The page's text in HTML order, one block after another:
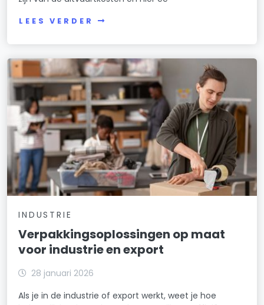
LEES VERDER
INDUSTRIE
Verpakkingsoplossingen op maat
voor industrie en export
28 januari 2026
Als je in de industrie of export werkt, weet je hoe